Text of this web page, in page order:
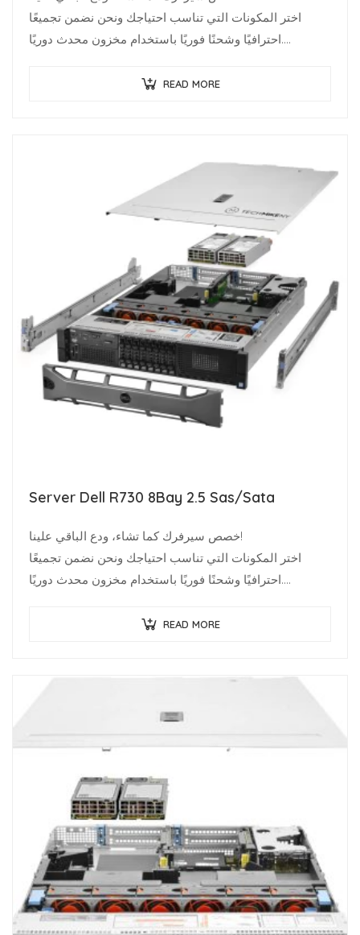
اختر المكونات التي تناسب احتياجك ونحن نضمن تجميعًا
احترافيًا وشحنًا فوريًا باستخدام مخزون محدث دوريًا.
READ MORE
Server Dell R730 8Bay 2.5 Sas/Sata
خصص سيرفرك كما تشاء، ودع الباقي علينا!
اختر المكونات التي تناسب احتياجك ونحن نضمن تجميعًا
احترافيًا وشحنًا فوريًا باستخدام مخزون محدث دوريًا.
READ MORE